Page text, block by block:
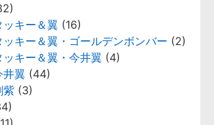
ッキー＆翼 (16)
キー＆翼・ゴールデンボンバー (2)
ッキー＆翼・今井翼 (4)
井翼 (44)
紫 (3)